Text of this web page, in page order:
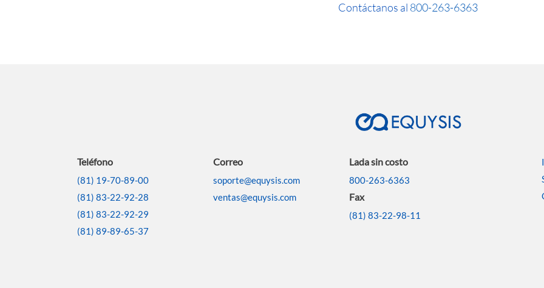
Contáctanos al 800-263-6363
Teléfono
(81) 19-70-89-00
(81) 83-22-92-28
(81) 83-22-92-29
(81) 89-89-65-37
Correo
soporte@equysis.com
ventas@equysis.com
Lada sin costo
800-263-6363
Fax
(81) 83-22-98-11